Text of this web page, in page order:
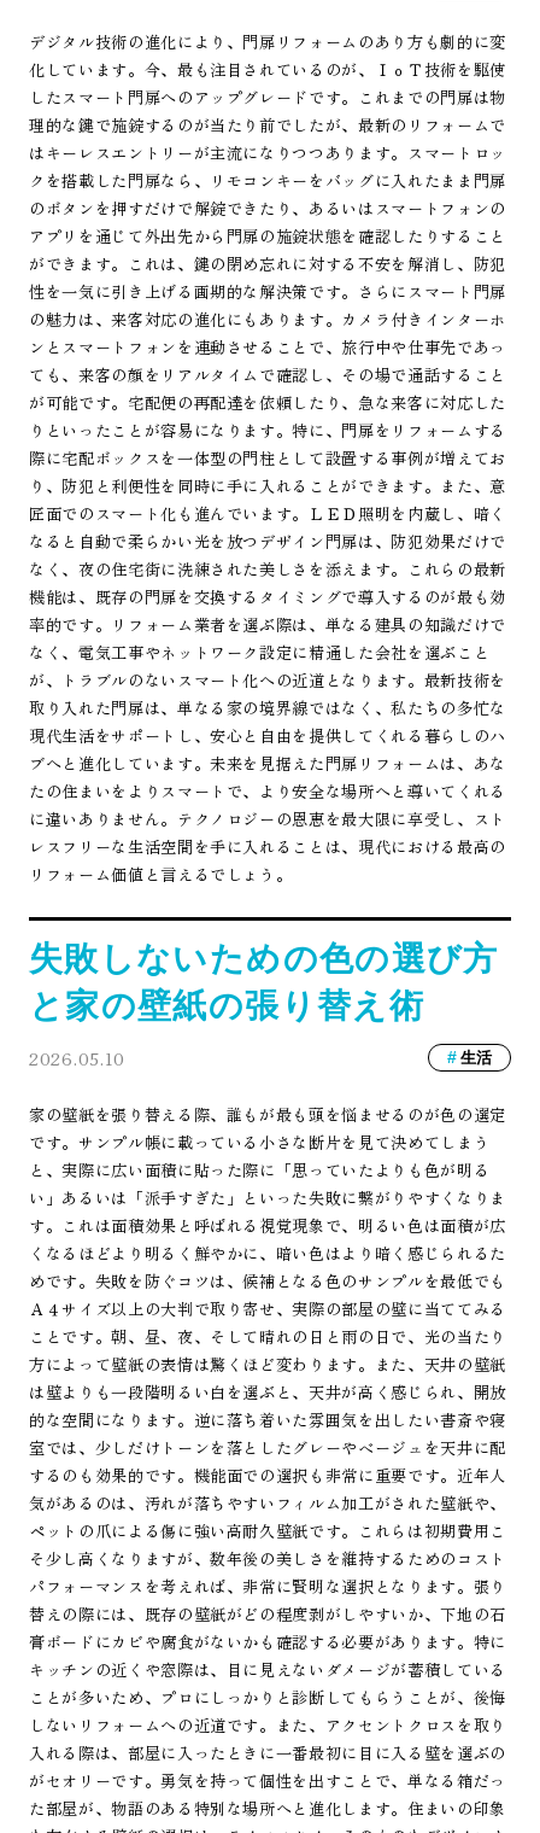
デジタル技術の進化により、門扉リフォームのあり方も劇的に変
化しています。今、最も注目されているのが、ＩｏＴ技術を駆使
したスマート門扉へのアップグレードです。これまでの門扉は物
理的な鍵で施錠するのが当たり前でしたが、最新のリフォームで
はキーレスエントリーが主流になりつつあります。スマートロッ
クを搭載した門扉なら、リモコンキーをバッグに入れたまま門扉
のボタンを押すだけで解錠できたり、あるいはスマートフォンの
アプリを通じて外出先から門扉の施錠状態を確認したりすること
ができます。これは、鍵の閉め忘れに対する不安を解消し、防犯
性を一気に引き上げる画期的な解決策です。さらにスマート門扉
の魅力は、来客対応の進化にもあります。カメラ付きインターホ
ンとスマートフォンを連動させることで、旅行中や仕事先であっ
ても、来客の顔をリアルタイムで確認し、その場で通話すること
が可能です。宅配便の再配達を依頼したり、急な来客に対応した
りといったことが容易になります。特に、門扉をリフォームする
際に宅配ボックスを一体型の門柱として設置する事例が増えてお
り、防犯と利便性を同時に手に入れることができます。また、意
匠面でのスマート化も進んでいます。ＬＥＤ照明を内蔵し、暗く
なると自動で柔らかい光を放つデザイン門扉は、防犯効果だけで
なく、夜の住宅街に洗練された美しさを添えます。これらの最新
機能は、既存の門扉を交換するタイミングで導入するのが最も効
率的です。リフォーム業者を選ぶ際は、単なる建具の知識だけで
なく、電気工事やネットワーク設定に精通した会社を選ぶこと
が、トラブルのないスマート化への近道となります。最新技術を
取り入れた門扉は、単なる家の境界線ではなく、私たちの多忙な
現代生活をサポートし、安心と自由を提供してくれる暮らしのハ
ブへと進化しています。未来を見据えた門扉リフォームは、あな
たの住まいをよりスマートで、より安全な場所へと導いてくれる
に違いありません。テクノロジーの恩恵を最大限に享受し、スト
レスフリーな生活空間を手に入れることは、現代における最高の
リフォーム価値と言えるでしょう。
失敗しないための色の選び方
と家の壁紙の張り替え術
2026.05.10 生活
家の壁紙を張り替える際、誰もが最も頭を悩ませるのが色の選定
です。サンプル帳に載っている小さな断片を見て決めてしまう
と、実際に広い面積に貼った際に「思っていたよりも色が明る
い」あるいは「派手すぎた」といった失敗に繋がりやすくなりま
す。これは面積効果と呼ばれる視覚現象で、明るい色は面積が広
くなるほどより明るく鮮やかに、暗い色はより暗く感じられるた
めです。失敗を防ぐコツは、候補となる色のサンプルを最低でも
Ａ４サイズ以上の大判で取り寄せ、実際の部屋の壁に当ててみる
ことです。朝、昼、夜、そして晴れの日と雨の日で、光の当たり
方によって壁紙の表情は驚くほど変わります。また、天井の壁紙
は壁よりも一段階明るい白を選ぶと、天井が高く感じられ、開放
的な空間になります。逆に落ち着いた雰囲気を出したい書斎や寝
室では、少しだけトーンを落としたグレーやベージュを天井に配
するのも効果的です。機能面での選択も非常に重要です。近年人
気があるのは、汚れが落ちやすいフィルム加工がされた壁紙や、
ペットの爪による傷に強い高耐久壁紙です。これらは初期費用こ
そ少し高くなりますが、数年後の美しさを維持するためのコスト
パフォーマンスを考えれば、非常に賢明な選択となります。張り
替えの際には、既存の壁紙がどの程度剥がしやすいか、下地の石
膏ボードにカビや腐食がないかも確認する必要があります。特に
キッチンの近くや窓際は、目に見えないダメージが蓄積している
ことが多いため、プロにしっかりと診断してもらうことが、後悔
しないリフォームへの近道です。また、アクセントクロスを取り
入れる際は、部屋に入ったときに一番最初に目に入る壁を選ぶの
がセオリーです。勇気を持って個性を出すことで、単なる箱だっ
た部屋が、物語のある特別な場所へと進化します。住まいの印象